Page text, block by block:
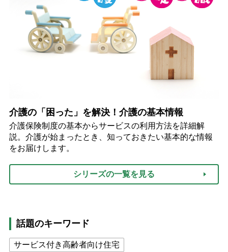
介護の「困った」を解決！介護の基本情報
介護保険制度の基本からサービスの利用方法を詳細解
説。介護が始まったとき、知っておきたい基本的な情報
をお届けします。
シリーズの一覧を見る
話題のキーワード
サービス付き高齢者向け住宅